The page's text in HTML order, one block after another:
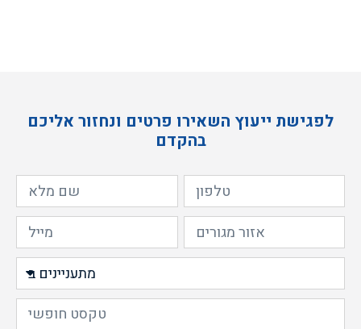
לפגישת ייעוץ השאירו פרטים ונחזור אליכם
בהקדם